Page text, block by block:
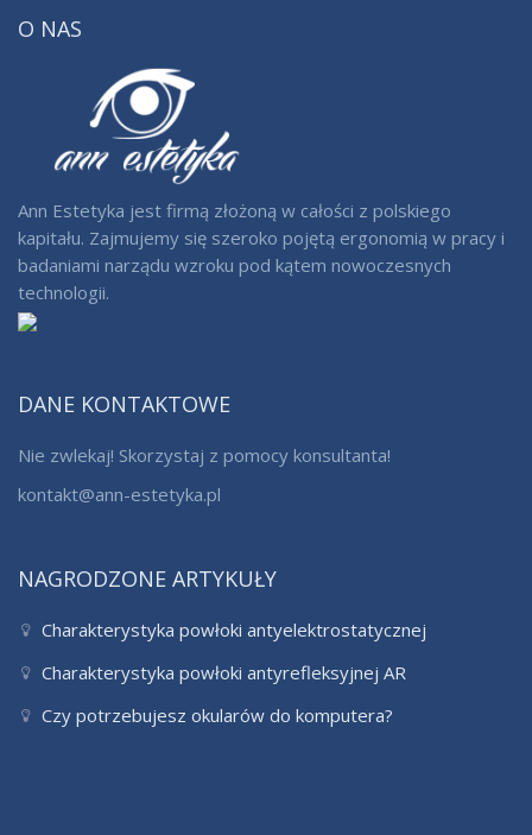
O NAS
Ann Estetyka jest firmą złożoną w całości z polskiego
kapitału. Zajmujemy się szeroko pojętą ergonomią w pracy i
badaniami narządu wzroku pod kątem nowoczesnych
technologii.
DANE KONTAKTOWE
Nie zwlekaj! Skorzystaj z pomocy konsultanta!
kontakt@ann-estetyka.pl
NAGRODZONE ARTYKUŁY
Charakterystyka powłoki antyelektrostatycznej
Charakterystyka powłoki antyrefleksyjnej AR
Czy potrzebujesz okularów do komputera?